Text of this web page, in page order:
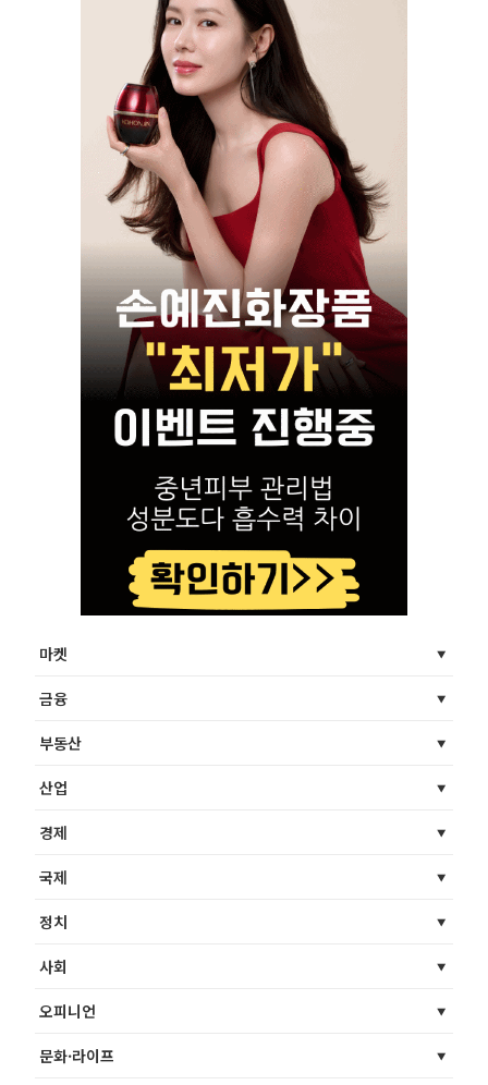
마켓
금융
부동산
산업
경제
국제
정치
사회
오피니언
문화·라이프